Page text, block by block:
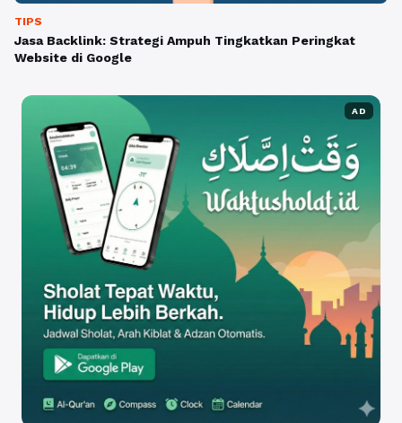
TIPS
Jasa Backlink: Strategi Ampuh Tingkatkan Peringkat
Website di Google
AD